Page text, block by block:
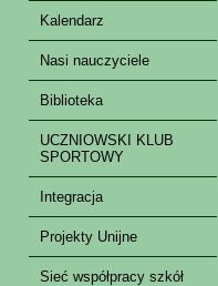
Kalendarz
Nasi nauczyciele
Biblioteka
UCZNIOWSKI KLUB
SPORTOWY
Integracja
Projekty Unijne
Sieć współpracy szkół